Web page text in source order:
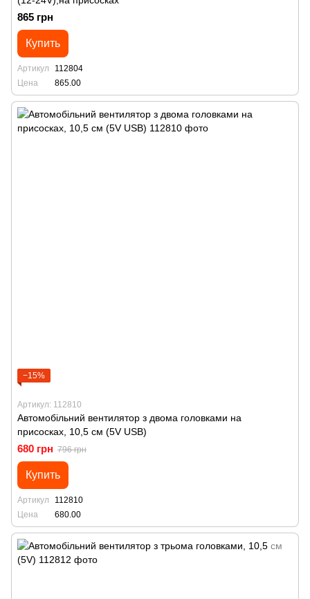
865 грн
Купить
Артикул
112804
Цена
865.00
−15%
Артикул: 112810
Автомобільний вентилятор з двома головками на
присосках, 10,5 см (5V USB)
680 грн 796 грн
Купить
Артикул
112810
Цена
680.00